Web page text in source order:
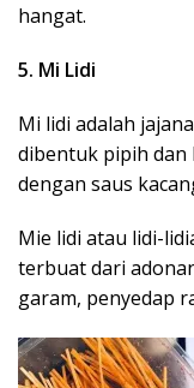
hangat.
5. Mi Lidi
Mi lidi adalah
dibentuk pipih dan
dengan saus
Mie lidi atau lidi-
terbuat dari
garam, penyedap